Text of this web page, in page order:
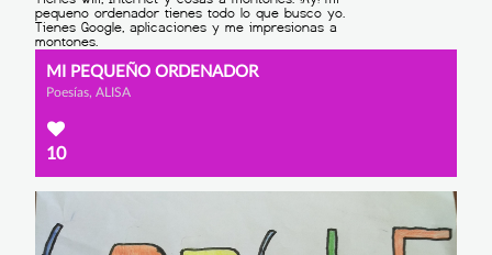
MI PEQUEÑO ORDENADOR
Poesías, ALISA
10